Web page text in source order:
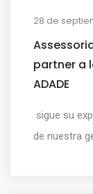
28 de
partner a
ADADE
sigue su
de nuestra